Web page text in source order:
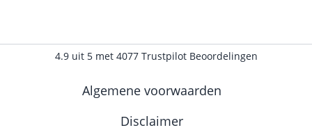
Algemene voorwaarden
Disclaimer
4.9uit 5met 4077Trustpilot Beoordelingen